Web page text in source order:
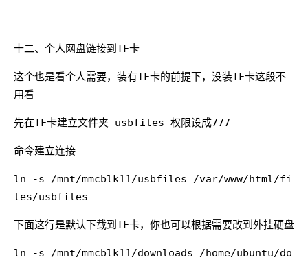
十二、个人网盘链接到TF卡
这个也是看个人需要，装有TF卡的前提下，没装TF卡这段不
用看
先在TF卡建立文件夹 usbfiles 权限设成777
命令建立连接
ln -s /mnt/mmcblk11/usbfiles /var/www/html/fi
les/usbfiles
下面这行是默认下载到TF卡，你也可以根据需要改到外挂硬盘
ln -s /mnt/mmcblk11/downloads /home/ubuntu/do